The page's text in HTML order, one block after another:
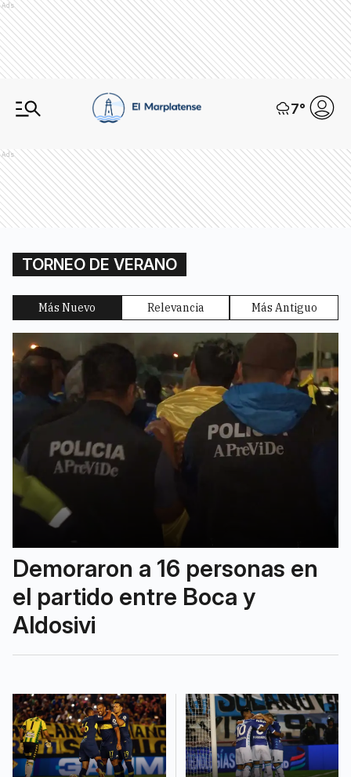
Ads
7°
Ads
TORNEO DE VERANO
Más Nuevo Relevancia Más Antiguo
Demoraron a 16 personas en
el partido entre Boca y
Aldosivi